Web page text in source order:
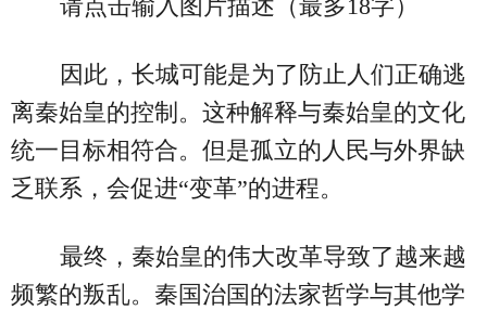
请点击输入图片描述（最多18字）
因此，长城可能是为了防止人们正确逃
离秦始皇的控制。这种解释与秦始皇的文化
统一目标相符合。但是孤立的人民与外界缺
乏联系，会促进“变革”的进程。
最终，秦始皇的伟大改革导致了越来越
频繁的叛乱。秦国治国的法家哲学与其他学